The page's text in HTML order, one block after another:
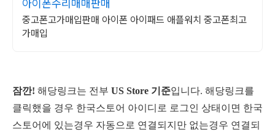
아이폰수리매매판매
중고폰고가매입판매 아이폰 아이패드 애플워치 중고폰최고
가매입
잠깐! 해당링크는 전부 US Store 기준입니다. 해당링크를
클릭했을 경우 한국스토어 아이디로 로그인 상태이면 한국
스토어에 있는경우 자동으로 연결되지만 없는경우 연결되